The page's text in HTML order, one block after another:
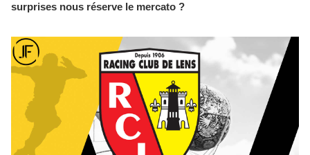
surprises nous réserve le mercato ?